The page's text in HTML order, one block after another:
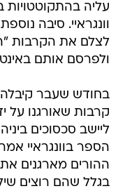
עליה בהתקוטטויות
וונגראיי. סיבה
לצלם את הקרבות
ולפרסם אותם
בחודש שעבר קיבלה
ליישב סכסוכים
הספר בוונגראיי אמר
ההורים מארגנים
בגלל שהם רוצים